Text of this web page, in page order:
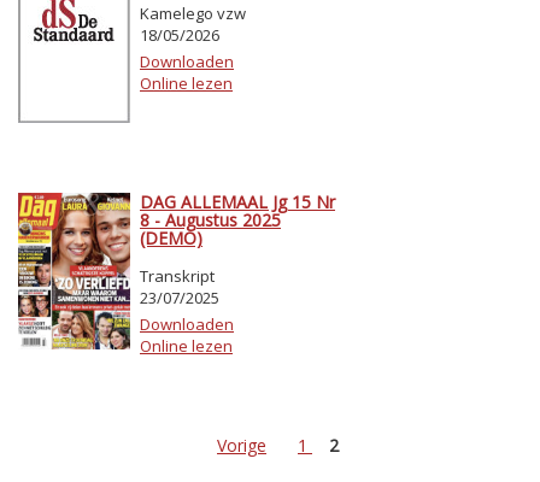
Kamelego vzw
18/05/2026
Downloaden
Online lezen
DAG ALLEMAAL Jg 15 Nr
8 - Augustus 2025
(DEMO)
Transkript
23/07/2025
Downloaden
Online lezen
Vorige 1 2